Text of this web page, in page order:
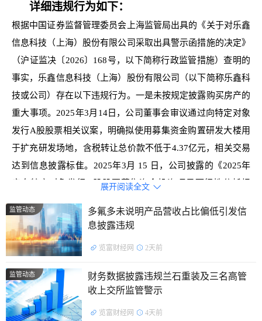
详细违规行为如下：
根据中国证券监督管理委员会上海监管局出具的《关于对乐鑫
信息科技（上海）股份有限公司采取出具警示函措施的决定》
（沪证监决〔2026〕168号，以下简称行政监管措施）查明的
事实，乐鑫信息科技（上海）股份有限公司（以下简称乐鑫科
技或公司）存在以下违规行为。一是未按规定披露购买房产的
重大事项。2025年3月14日，公司董事会审议通过向特定对象
发行A股股票相关议案，明确拟使用募集资金购置研发大楼用
于扩充研发场地，含税转让总价款不低于4.37亿元，相关交易
达到信息披露标隹。2025年3月 15 日，公司披露的《2025年
度向特定对象发行A股股票募集资金投资项目可行性分析报
致信息披露不完整，公司直至2025年4 月30日才按规定格式披
露。二是未按规定披露取得深圳市明栈信息科技有限公司（以
下简称明栈信息）控制权的重大事项。2024年4月，公司与交
易 相关的对手方签订明栈信息的《股权转让协议》，并在
《2024年半年度报告》中披露取得明栈信息控制权事项。
2024年10月，公司编制的明栈信息财务报表显示最终确定的
展开阅读全文 
监管动态
多氟多未说明产品营收占比偏低引发信
息披露违规
览富财经网 2天前
监管动态
财务数据披露违规兰石重装及三名高管
收上交所监管警示
览富财经网 4天前